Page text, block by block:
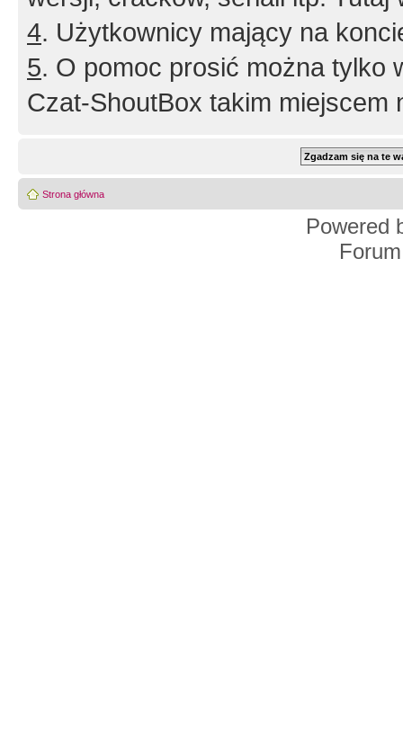
4. Użytkownicy mający na
5. O pomoc prosić można tylko
Czat-ShoutBox takim miejscem
Strona główna
Powered